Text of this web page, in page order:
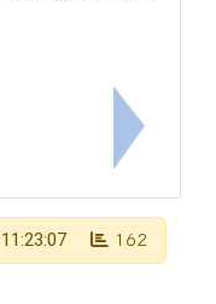
體育班第二次招生考
下一筆：
162